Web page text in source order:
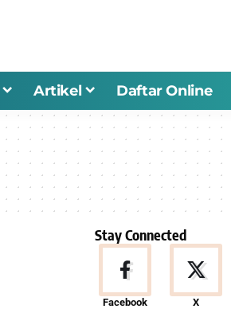
Artikel Daftar Online
Stay Connected
Facebook
X